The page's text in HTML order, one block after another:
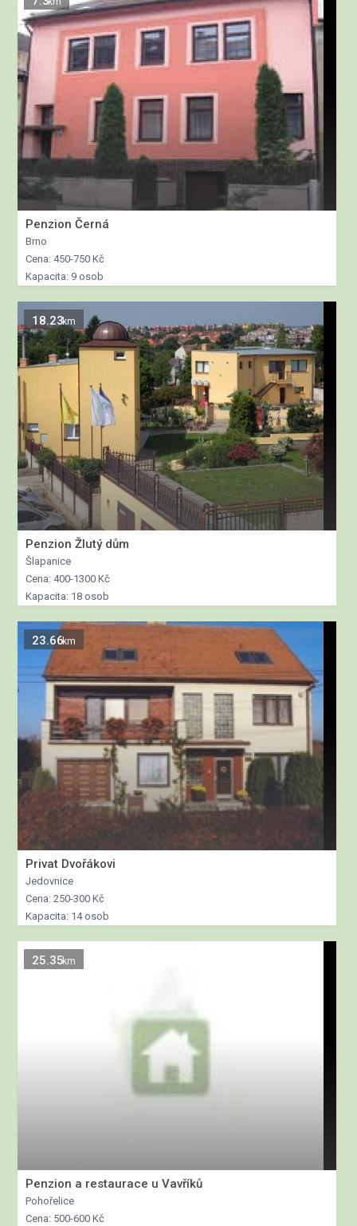
Penzion Černá
Brno
Cena: 450-750 Kč
Kapacita: 9 osob
18.23km
Penzion Žlutý dům
Šlapanice
Cena: 400-1300 Kč
Kapacita: 18 osob
23.66km
Privat Dvořákovi
Jedovnice
Cena: 250-300 Kč
Kapacita: 14 osob
25.35km
Penzion a restaurace u Vavříků
Pohořelice
Cena: 500-600 Kč